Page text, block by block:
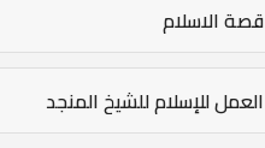
قصة الاسلام
العمل للإسلام للشيخ المنجد